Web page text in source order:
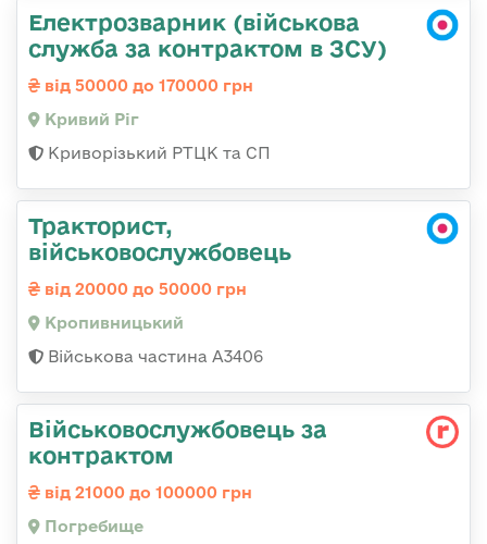
Електрозварник (військова
служба за контрактом в ЗСУ)
від 50000 до 170000 грн
Кривий Ріг
Криворізький РТЦК та СП
Тракторист,
військовослужбовець
від 20000 до 50000 грн
Кропивницький
Військова частина А3406
Військовослужбовець за
контрактом
від 21000 до 100000 грн
Погребище